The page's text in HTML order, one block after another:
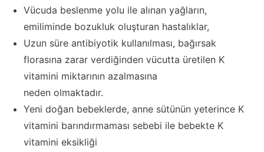
Vücuda beslenme yolu ile alınan yağların,
emiliminde bozukluk oluşturan hastalıklar,
Uzun süre antibiyotik kullanılması, bağırsak
florasına zarar verdiğinden vücutta üretilen K
vitamini miktarının azalmasına
neden olmaktadır.
Yeni doğan bebeklerde, anne sütünün yeterince K
vitamini barındırmaması sebebi ile bebekte K
vitamini eksikliği